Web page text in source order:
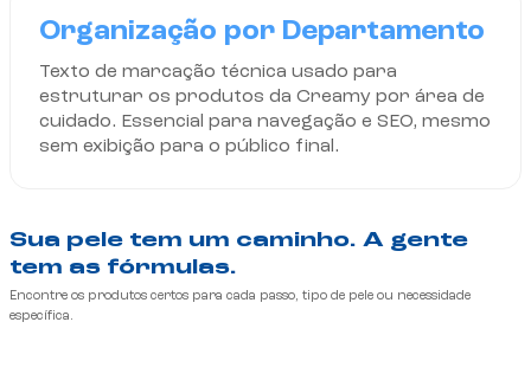
Organização por Departamento
Texto de marcação técnica usado para
estruturar os produtos da Creamy por área de
cuidado. Essencial para navegação e SEO, mesmo
sem exibição para o público final.
Sua pele tem um caminho. A gente
tem as fórmulas.
Encontre os produtos certos para cada passo, tipo de pele ou necessidade
específica.